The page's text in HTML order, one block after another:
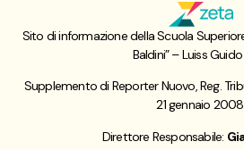
Sito di informazione della Scuola
Baldini” – Luiss Guido
Supplemento di Reporter Nuovo, Reg.
21 gennaio 2008.
Direttore Responsabile: